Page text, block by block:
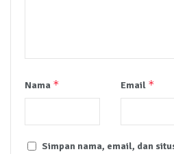
Nama * Email *
Simpan nama, email, dan